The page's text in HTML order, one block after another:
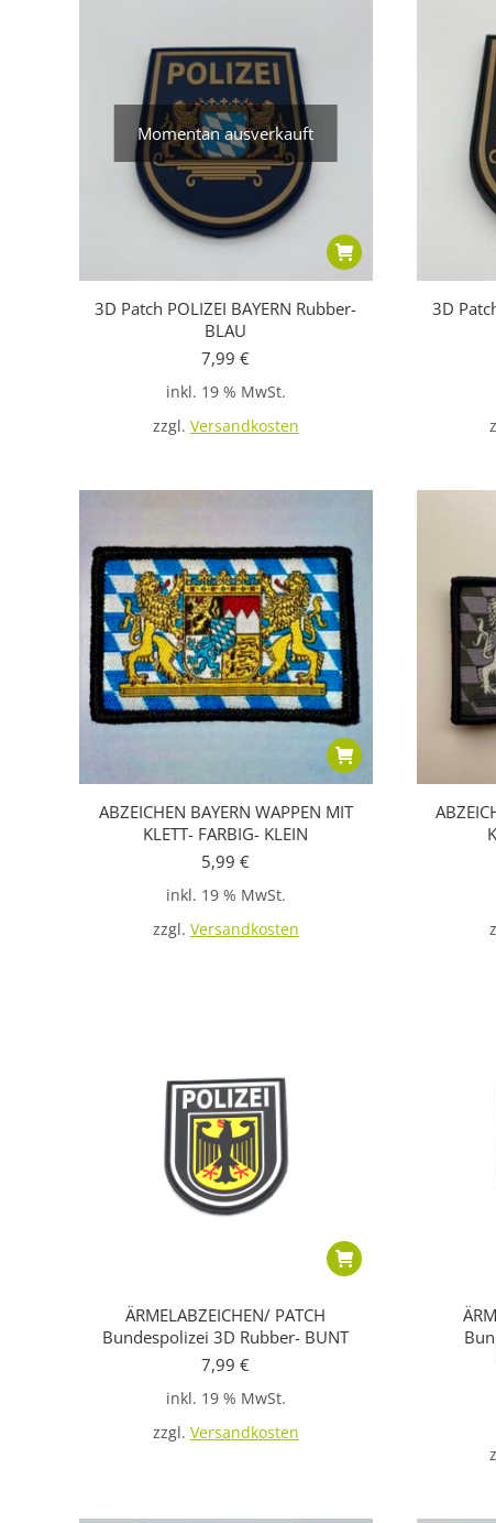
Momentan ausverkauft
3D Patch POLIZEI BAYERN Rubber-
BLAU
7,99€
inkl. 19 % MwSt.
zzgl. Versandkosten
3D
ABZEICHEN BAYERN WAPPEN MIT
KLETT- FARBIG- KLEIN
5,99€
inkl. 19 % MwSt.
zzgl. Versandkosten
ÄRMELABZEICHEN/ PATCH
Bundespolizei 3D Rubber- BUNT
7,99€
inkl. 19 % MwSt.
zzgl. Versandkosten